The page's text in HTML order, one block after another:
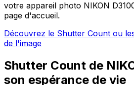
votre appareil photo NIKON
page d'accueil.
Découvrez le Shutter Count ou
de l'image
Shutter Count de
son espérance de vie